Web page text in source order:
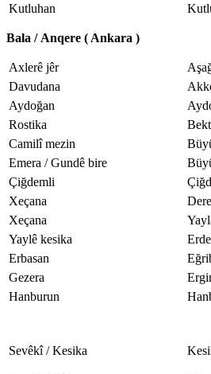
Kutluhan
Bala / Anqere ( Ankara )
Axlerê jêr
Davudana
Aydoğan
Rostika
Camilî mezin
Emera / Gundê bire
Çiğdemli
Xeçana
Xeçana
Yaylê kesika
Erbasan
Gezera
Hanburun
Sevêkî / Kesika